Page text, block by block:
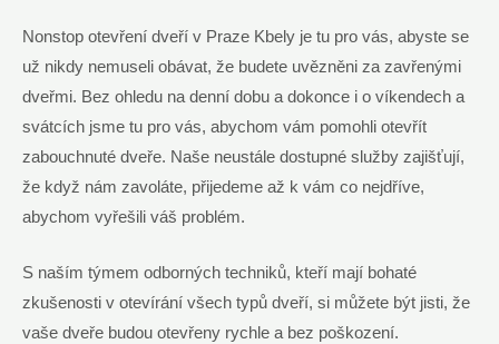
Nonstop otevření dveří v Praze Kbely je tu pro vás, abyste se
už nikdy nemuseli obávat, že budete uvězněni za zavřenými
dveřmi. Bez ohledu na denní dobu a dokonce i o víkendech a
svátcích jsme tu pro vás, abychom vám pomohli otevřít
zabouchnuté dveře. Naše neustále dostupné služby zajišťují,
že když nám zavoláte, přijedeme až k vám co nejdříve,
abychom vyřešili váš problém.
S naším týmem odborných techniků, kteří mají bohaté
zkušenosti v otevírání všech typů dveří, si můžete být jisti, že
vaše dveře budou otevřeny rychle a bez poškození.